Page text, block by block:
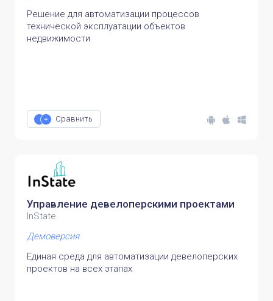
Решение для автоматизации процессов
технической эксплуатации объектов
недвижимости
Сравнить
Управление девелоперскими проектами
InState
Демоверсия
Единая среда для автоматизации девелоперских
проектов на всех этапах